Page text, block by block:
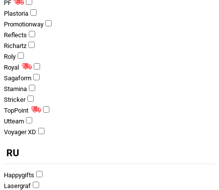
PF
Plastoria
Promotionway
Reflects
Richartz
Roly
Royal
Sagaform
Stamina
Stricker
TopPoint
Utteam
Voyager XD
RU
Happygifts
Lasergraf